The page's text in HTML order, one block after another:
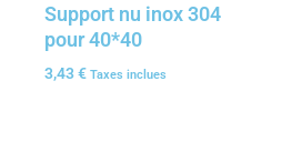
Support nu inox 304
pour 40*40
3,43€ Taxes inclues